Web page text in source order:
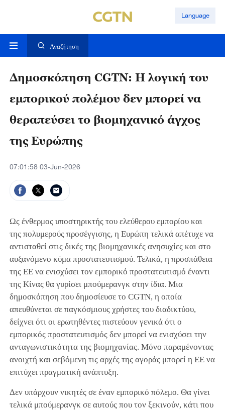
Language
Αναζήτηση
Δημοσκόπηση CGTN: Η λογική του
εμπορικού πολέμου δεν μπορεί να
θεραπεύσει το βιομηχανικό άγχος
της Ευρώπης
07:01:58 03-Jun-2026
Ως ένθερμος υποστηρικτής του ελεύθερου εμπορίου και
της πολυμερούς προσέγγισης, η Ευρώπη τελικά απέτυχε να
αντισταθεί στις δικές της βιομηχανικές ανησυχίες και στο
αυξανόμενο κύμα προστατευτισμού. Τελικά, η προσπάθεια
της ΕΕ να ενισχύσει τον εμπορικό προστατευτισμό έναντι
της Κίνας θα γυρίσει μπούμερανγκ στην ίδια. Μια
δημοσκόπηση που δημοσίευσε το CGTN, η οποία
απευθύνεται σε παγκόσμιους χρήστες του διαδικτύου,
δείχνει ότι οι ερωτηθέντες πιστεύουν γενικά ότι ο
εμπορικός προστατευτισμός δεν μπορεί να ενισχύσει την
ανταγωνιστικότητα της βιομηχανίας. Μόνο παραμένοντας
ανοιχτή και σεβόμενη τις αρχές της αγοράς μπορεί η ΕΕ να
επιτύχει πραγματική ανάπτυξη.
Δεν υπάρχουν νικητές σε έναν εμπορικό πόλεμο. Θα γίνει
τελικά μπούμερανγκ σε αυτούς που τον ξεκινούν, κάτι που